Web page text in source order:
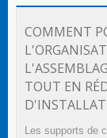
COMMENT
TOUT EN
Les supports de